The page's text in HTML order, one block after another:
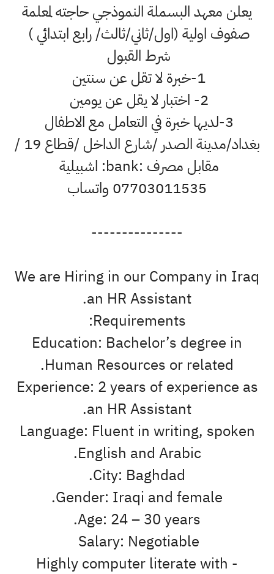
يعلن معهد البسملة النموذجي حاجته لمعلمة
صفوف اولية (اول/ثاني/ثالث/ رابع ابتدائي )
شرط القبول
1-خبرة لا تقل عن سنتين
2- اختبار لا يقل عن يومين
3-لديها خبرة في التعامل مع الاطفال
بغداد/مدينة الصدر /شارع الداخل /قطاع 19 /
مقابل مصرف :bank: اشبيلية
07703011535 واتساب
---------------
We are Hiring in our Company in Iraq
an HR Assistant.
Requirements:
Education: Bachelor’s degree in
Human Resources or related.
Experience: 2 years of experience as
an HR Assistant.
Language: Fluent in writing, spoken
English and Arabic.
City: Baghdad.
Gender: Iraqi and female.
Age: 24 – 30 years.
Salary: Negotiable
- Highly computer literate with